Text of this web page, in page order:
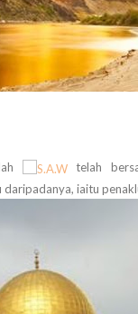
telah
iaitu